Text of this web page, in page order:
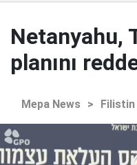
Netanyahu,
planını
Mepa News > Filistin